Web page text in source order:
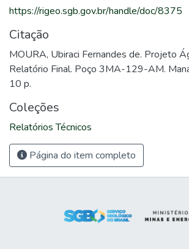
https://rigeo.sgb.gov.br/handle/doc/8375
Citação
MOURA, Ubiraci Fernandes de. Projeto
Relatório Final. Poço 3MA-129-AM.
10 p.
Coleções
Relatórios Técnicos
Página do item completo